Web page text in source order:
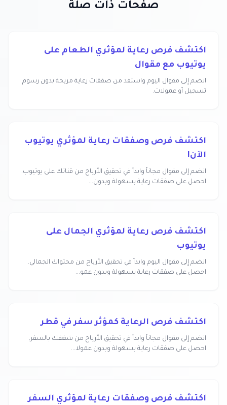
صفحات ذات صلة
اكتشف فرص رعاية لمؤثري الطعام على
يوتيوب مع مقوال
انضم إلى مقوال اليوم واستفد من صفقات رعاية مربحة بدون رسوم
تسجيل أو عمولات.
اكتشف فرص وصفقات رعاية لمؤثري يوتيوب
الآن!
انضم إلى مقوال مجاناً وابدأ في تحقيق الأرباح من قناتك على يوتيوب.
احصل على صفقات رعاية بسهولة وبدون...
اكتشف فرص رعاية لمؤثري الجمال على
يوتيوب
انضم إلى مقوال اليوم وابدأ في تحقيق الأرباح من محتواك الجمالي.
احصل على صفقات رعاية بسهولة وبدون عمو...
اكتشف فرص الرعاية كمؤثر سفر في قطر
انضم إلى مقوال مجاناً وابدأ في تحقيق الأرباح من شغفك بالسفر.
احصل على صفقات رعاية بسهولة وبدون عمولا...
اكتشف فرص وصفقات رعاية لمؤثري السفر